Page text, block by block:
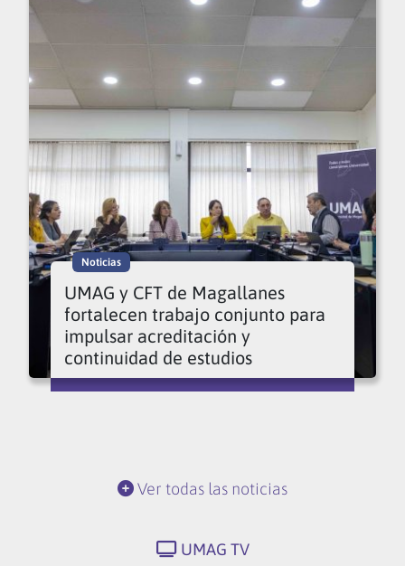
Noticias
UMAG y CFT de Magallanes
fortalecen trabajo conjunto para
impulsar acreditación y
continuidad de estudios
Ver todas las noticias
UMAG TV